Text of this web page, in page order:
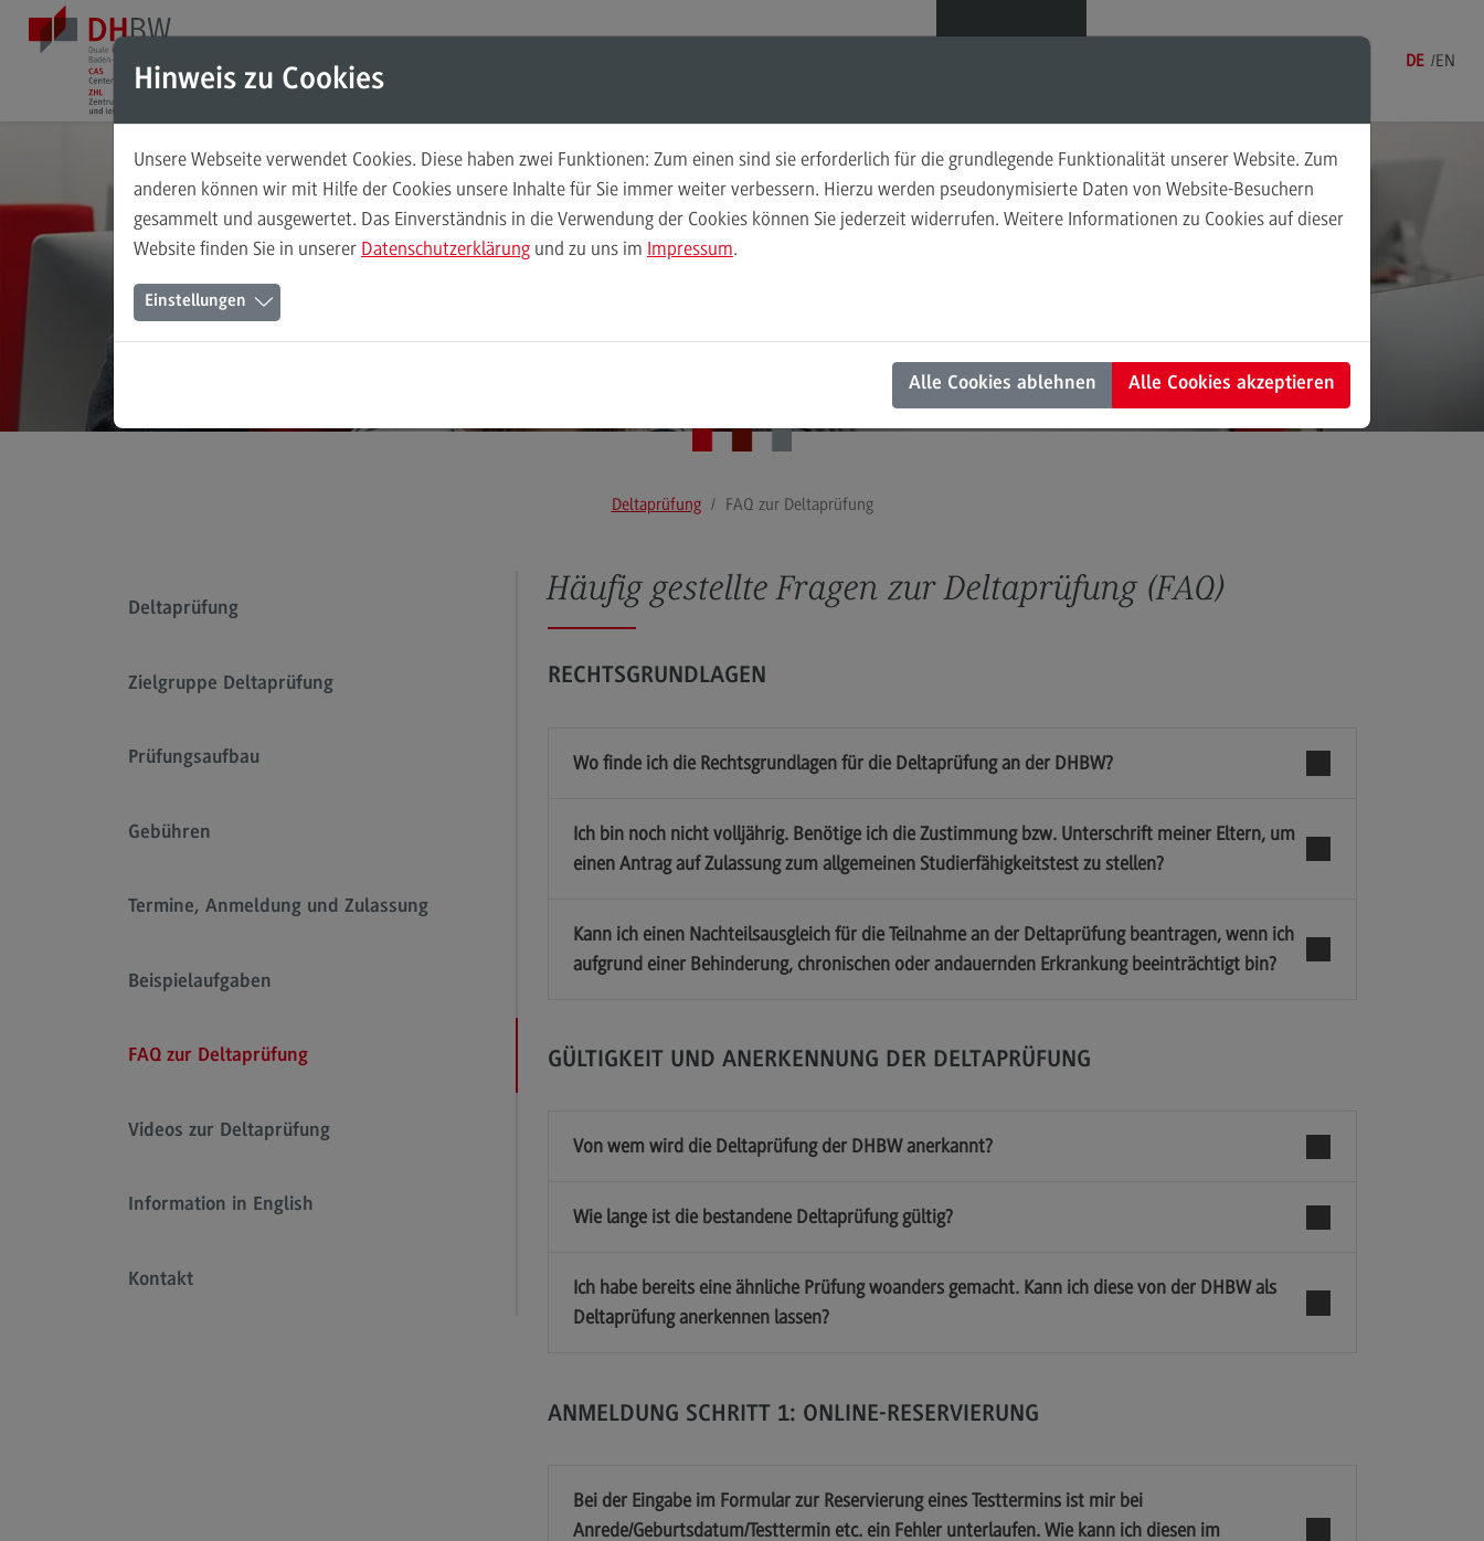
Direkt zum Inhalt
Direkt zum Hauptmenu
Direkt zum Footer
Das Testzentrum
(External link)
Studienangebot der DHBW
Deltaprüfung
Zielgruppe Deltaprüfung
Schritt 1: Online-Reservierung
Nach der Antragstellung
FAQ zur Deltaprüfung
Videos zur Deltaprüfung
Information in English
Eignungsprüfung
Termine, Anmeldung und Zulassung
Online-Reservierung
FAQ Eignungsprüfung
Information in English
Ansprechpersonen
Kontaktformular
Wegbeschreibung
Satzungen
Impressum
Datenschutzerklärung
Links
und Lebenslanges Lernen
(External link)
DHBW Präsidium
(External link)
DE EN
Deltaprüfung
Deltaprüfung FAQ zur Deltaprüfung
Deltaprüfung
Zielgruppe Deltaprüfung
Prüfungsaufbau
Gebühren
Termine, Anmeldung und Zulassung
Beispielaufgaben
FAQ zur Deltaprüfung
Videos zur Deltaprüfung
Information in English
Kontakt
Häufig gestellte Fragen zur Deltaprüfung (FAQ)
RECHTSGRUNDLAGEN
Wo finde ich die Rechtsgrundlagen für die Deltaprüfung an der DHBW?
Ich bin noch nicht volljährig. Benötige ich die Zustimmung bzw. Unterschrift meiner Eltern, um
einen Antrag auf Zulassung zum allgemeinen Studierfähigkeitstest zu stellen?
Kann ich einen Nachteilsausgleich für die Teilnahme an der Deltaprüfung beantragen, wenn ich
aufgrund einer Behinderung, chronischen oder andauernden Erkrankung beeinträchtigt bin?
GÜLTIGKEIT UND ANERKENNUNG DER DELTAPRÜFUNG
Von wem wird die Deltaprüfung der DHBW anerkannt?
Wie lange ist die bestandene Deltaprüfung gültig?
Ich habe bereits eine ähnliche Prüfung woanders gemacht. Kann ich diese von der DHBW als
Deltaprüfung anerkennen lassen?
ANMELDUNG SCHRITT 1: ONLINE-RESERVIERUNG
Bei der Eingabe im Formular zur Reservierung eines Testtermins ist mir bei
Anrede/Geburtsdatum/Testtermin etc. ein Fehler unterlaufen. Wie kann ich diesen im
Hinweis zu Cookies
Unsere Webseite verwendet Cookies. Diese haben zwei Funktionen: Zum einen sind sie erforderlich für die grundlegende Funktionalität unserer Website. Zum
anderen können wir mit Hilfe der Cookies unsere Inhalte für Sie immer weiter verbessern. Hierzu werden pseudonymisierte Daten von Website-Besuchern
gesammelt und ausgewertet. Das Einverständnis in die Verwendung der Cookies können Sie jederzeit widerrufen. Weitere Informationen zu Cookies auf dieser
Website finden Sie in unserer Datenschutzerklärung und zu uns im Impressum.
Einstellungen
Alle Cookies ablehnen Alle Cookies akzeptieren